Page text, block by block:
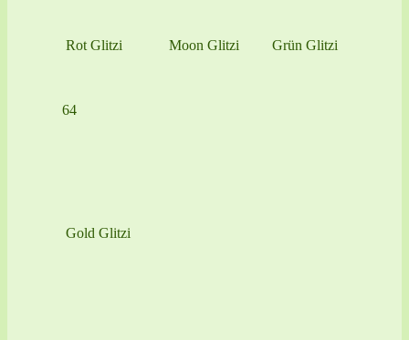
Rot Glitzi Moon Glitzi Grün Glitzi
64
Gold Glitzi